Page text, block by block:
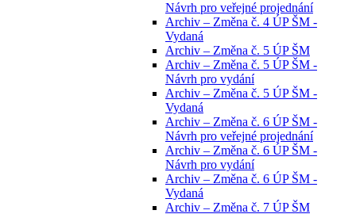
Návrh pro veřejné projednání
Archiv – Změna č. 4 ÚP ŠM -
Vydaná
Archiv – Změna č. 5 ÚP ŠM
Archiv – Změna č. 5 ÚP ŠM -
Návrh pro vydání
Archiv – Změna č. 5 ÚP ŠM -
Vydaná
Archiv – Změna č. 6 ÚP ŠM -
Návrh pro veřejné projednání
Archiv – Změna č. 6 ÚP ŠM -
Návrh pro vydání
Archiv – Změna č. 6 ÚP ŠM -
Vydaná
Archiv – Změna č. 7 ÚP ŠM